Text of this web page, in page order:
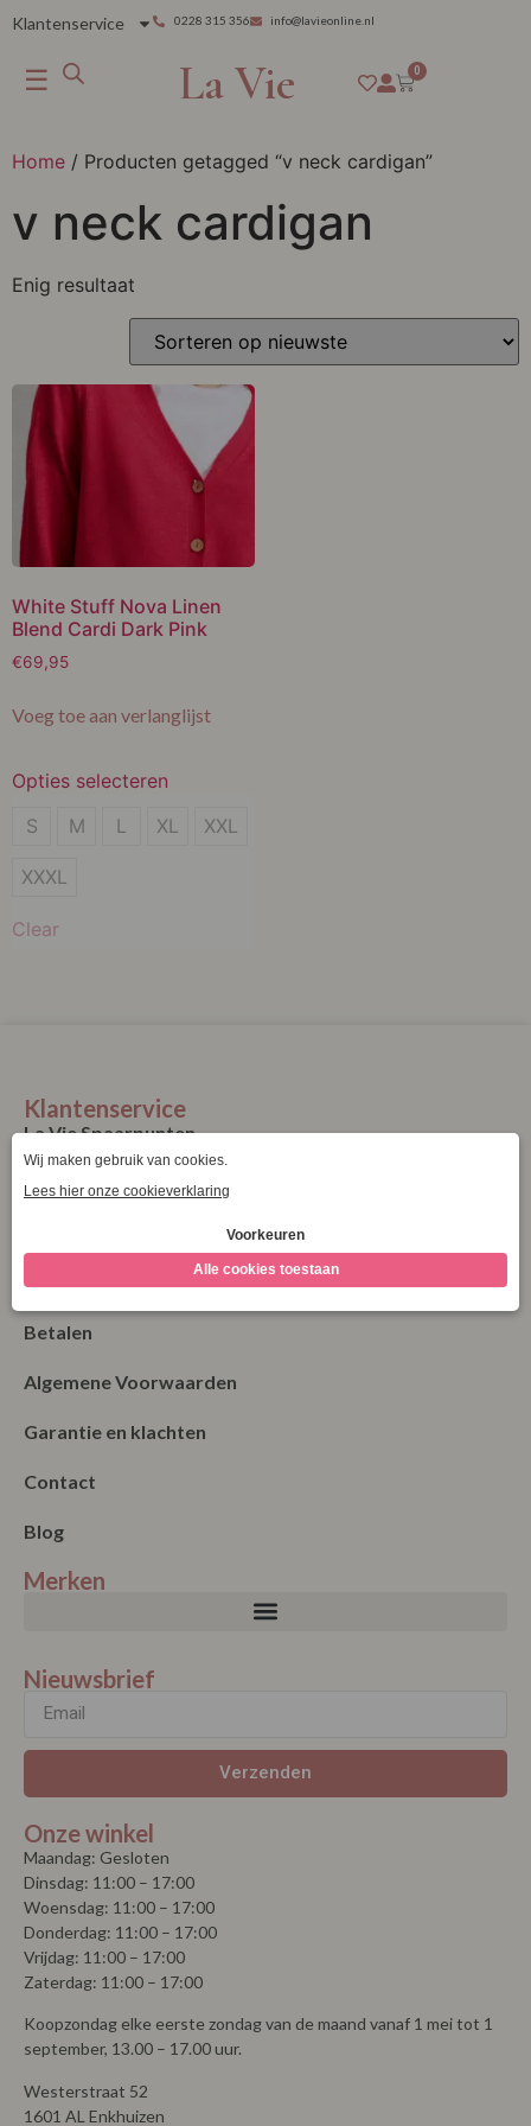
Klantenservice 0228 315 356 info@lavieonline.nl
☰ La Vie 0
Home / Producten getagged “v neck cardigan”
v neck cardigan
Enig resultaat
White Stuff Nova Linen
Blend Cardi Dark Pink
€69,95
Voeg toe aan verlanglijst
Opties selecteren
S
M
S M L XL XXL
XXXL
Clear
Klantenservice
La Vie Spaarpunten
Verzending & Levering
Bestellen
Betalen
Algemene Voorwaarden
Garantie en klachten
Contact
Blog
Merken
Nieuwsbrief
Verzenden
Onze winkel
Maandag: Gesloten
Dinsdag: 11:00 – 17:00
Woensdag: 11:00 – 17:00
Donderdag: 11:00 – 17:00
Vrijdag: 11:00 – 17:00
Zaterdag: 11:00 – 17:00
Koopzondag elke eerste zondag van de maand vanaf 1 mei tot 1
september, 13.00 – 17.00 uur.
Westerstraat 52
1601 AL Enkhuizen